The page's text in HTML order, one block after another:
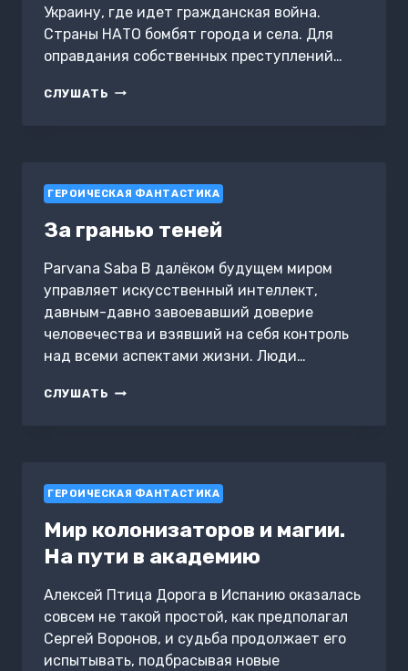
Украину, где идет гражданская война.
Страны НАТО бомбят города и села. Для
оправдания собственных преступлений…
СЛУШАТЬ УКРАИНСКИЙ
ГЕРОИЧЕСКАЯ ФАНТАСТИКА
За гранью теней
Parvana Saba В далёком будущем миром
управляет искусственный интеллект,
давным-давно завоевавший доверие
человечества и взявший на себя контроль
над всеми аспектами жизни. Люди…
СЛУШАТЬ ЗА
ГЕРОИЧЕСКАЯ ФАНТАСТИКА
Мир колонизаторов и магии.
На пути в академию
Алексей Птица Дорога в Испанию оказалась
совсем не такой простой, как предполагал
Сергей Воронов, и судьба продолжает его
испытывать, подбрасывая новые